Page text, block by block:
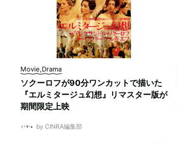
Movie,Drama
ソクーロフが90分ワンカットで描いた
『エルミタージュ幻想』リマスター版が
期間限定上映
by CINRA編集部